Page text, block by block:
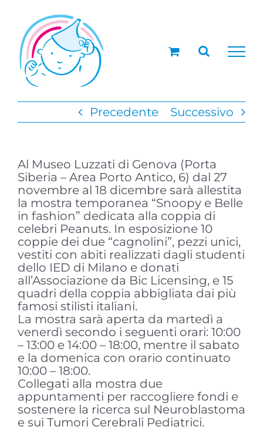
contenuto
Precedente Successivo
Al Museo Luzzati di Genova (Porta
Siberia – Area Porto Antico, 6) dal 27
novembre al 18 dicembre sarà allestita
la mostra temporanea “Snoopy e Belle
in fashion” dedicata alla coppia di
celebri Peanuts. In esposizione 10
coppie dei due “cagnolini”, pezzi unici,
vestiti con abiti realizzati dagli studenti
dello IED di Milano e donati
all’Associazione da Bic Licensing, e 15
quadri della coppia abbigliata dai più
famosi stilisti italiani.
La mostra sarà aperta da martedì a
venerdì secondo i seguenti orari: 10:00
– 13:00 e 14:00 – 18:00, mentre il sabato
e la domenica con orario continuato
10:00 – 18:00.
Collegati alla mostra due
appuntamenti per raccogliere fondi e
sostenere la ricerca sul Neuroblastoma
e sui Tumori Cerebrali Pediatrici.